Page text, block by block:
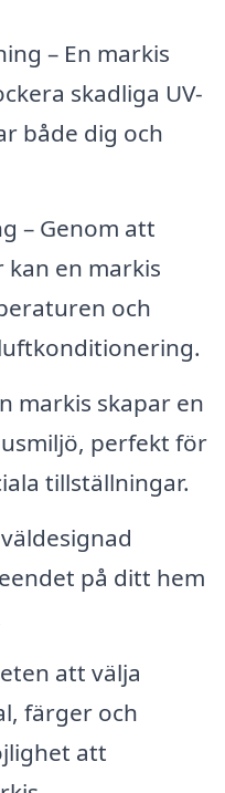
– En markis
skadliga UV-
både dig och
– Genom att
en markis
och
markis skapar en
perfekt för
tillställningar.
på ditt hem
att välja
färger och
att